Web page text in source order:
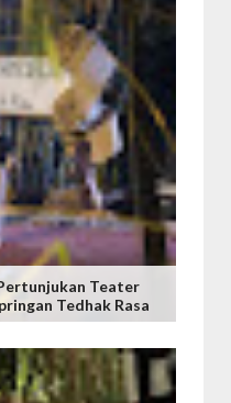
Teater
Tedhak Rasa